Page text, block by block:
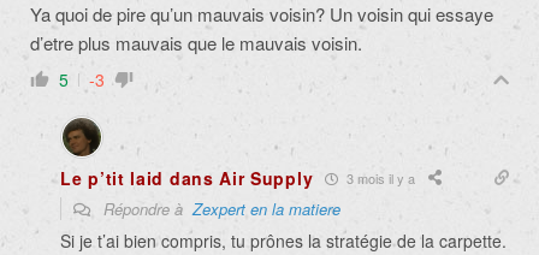
Ya quoi de pire qu’un mauvais voisin? Un voisin qui essaye
d’etre plus mauvais que le mauvais voisin.
5 -3
Le p’tit laid dans Air Supply 3 mois il y a
Répondre àZexpert en la matiere
Si je t’ai bien compris, tu prônes la stratégie de la carpette.